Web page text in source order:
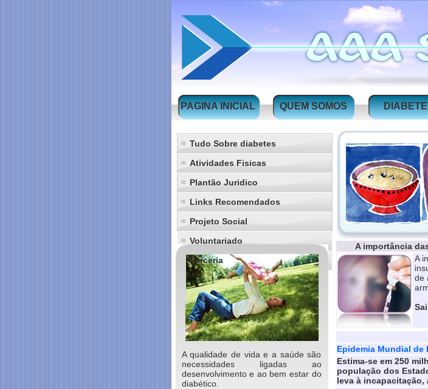
PAGINA INICIAL QUEM SOMOS
Tudo Sobre diabetes
Atividades Fisicas
Plantão Juridico
Links Recomendados
Projeto Social
Voluntariado
Parceria
A qualidade de vida e a saúde são
necessidades ligadas ao
desenvolvimento e ao bem estar do
diabético.
A importância
A
de
Epidemia Mundial de
Estima-se em 250
população dos
leva à incapacitação,